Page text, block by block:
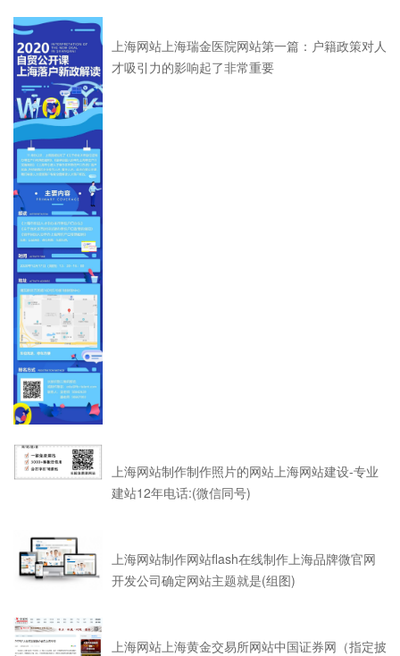
上海网站上海瑞金医院网站第一篇：户籍政策对人
才吸引力的影响起了非常重要
上海网站制作制作照片的网站上海网站建设-专业
建站12年电话:(微信同号)
上海网站制作网站flash在线制作上海品牌微官网
开发公司确定网站主题就是(组图)
上海网站上海黄金交易所网站中国证券网（指定披